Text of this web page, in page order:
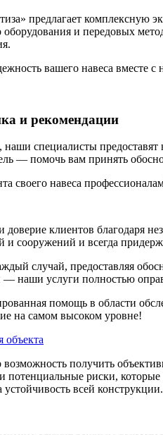
предлагает комплексную
оборудования и передовых
вашего навеса вместе с
и рекомендации
специалисты
— помочь вам принять
своего навеса
доверие клиентов благодаря
и сооружений и всегда
случай, предоставляя
— наши услуги полностью
помощь в области
на самом высоком уровне!
объекта
получить
риски, которые
всей конструкции.